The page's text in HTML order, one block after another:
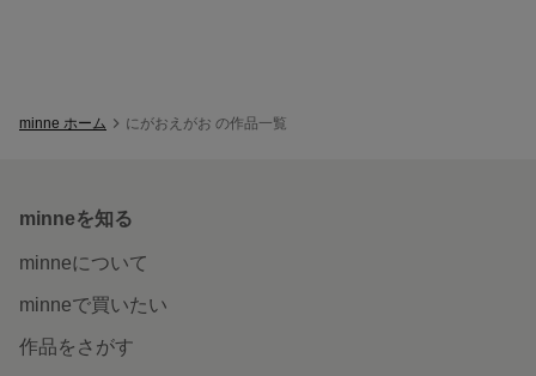
minne ホーム にがおえがお の作品一覧
minneを知る
minneについて
minneで買いたい
作品をさがす